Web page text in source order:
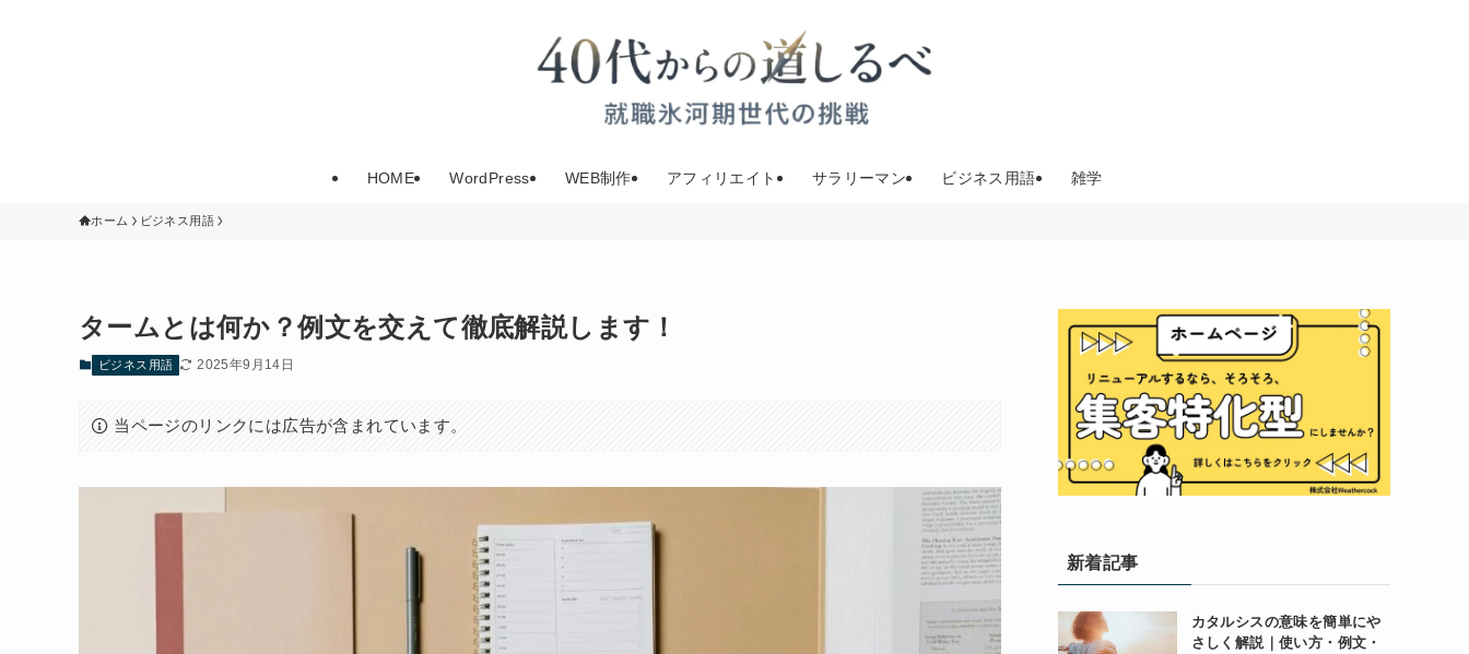
HOME WordPress WEB制作 アフィリエイト サラリーマン ビジネス用語 雑学
ホーム ビジネス用語
タームとは何か？例文を交えて徹底解説します！
ビジネス用語 2025年9月14日
当ページのリンクには広告が含まれています。
新着記事
カタルシスの意味を簡単にや
さしく解説｜使い方・例文・